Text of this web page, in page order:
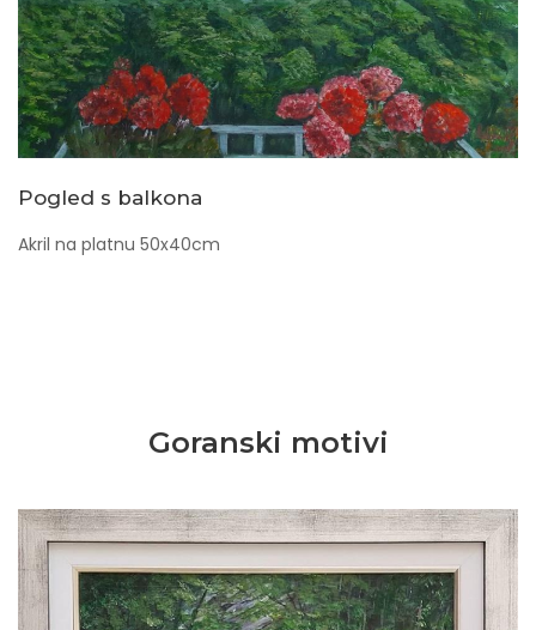
Pogled s balkona
Akril na platnu 50x40cm
Goranski motivi